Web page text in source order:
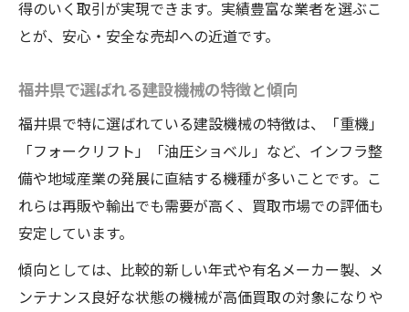
得のいく取引が実現できます。実績豊富な業者を選ぶこ
とが、安心・安全な売却への近道です。
福井県で選ばれる建設機械の特徴と傾向
福井県で特に選ばれている建設機械の特徴は、「重機」
「フォークリフト」「油圧ショベル」など、インフラ整
備や地域産業の発展に直結する機種が多いことです。こ
れらは再販や輸出でも需要が高く、買取市場での評価も
安定しています。
傾向としては、比較的新しい年式や有名メーカー製、メ
ンテナンス良好な状態の機械が高価買取の対象になりや